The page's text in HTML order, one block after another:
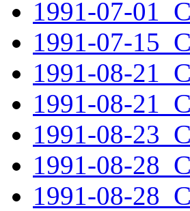
1991-07-
1991-07-
1991-08-
1991-08-
1991-08-
1991-08-
1991-08-